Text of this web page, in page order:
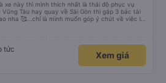
xe này thì mình thích nhất là thái độ phục vụ
Tàu hay quay về Sài Gòn thì gặp 3 bác tài
nha 🥰...chỉ là mình muốn góp ý chút về việc lái
bác tài cũng thuộc dạng vững tay lái nên
bác tài luôn cẩn thận vì sự an toàn của bản
xe là ok, lần sau có dịp mình sẽ tiếp tục ủng hộ
ăn phát đạt và luôn giữ vững phong độ phục
tức
Xem giá